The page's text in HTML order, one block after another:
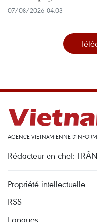
07/08/2026 04:03
AGENCE VIETNAMIENNE
Rédacteur en chef:
Propriété intellectuelle
RSS
Langues